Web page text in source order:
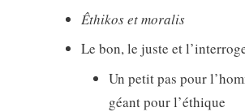
Êthikos et moralis
Le bon, le juste et
Un petit pas pour
géant pour l’éthique